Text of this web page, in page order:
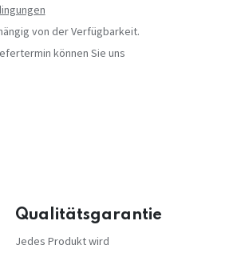
von der Verfügbarkeit.
können Sie uns
Qualitätsgarantie
Jedes Produkt wird